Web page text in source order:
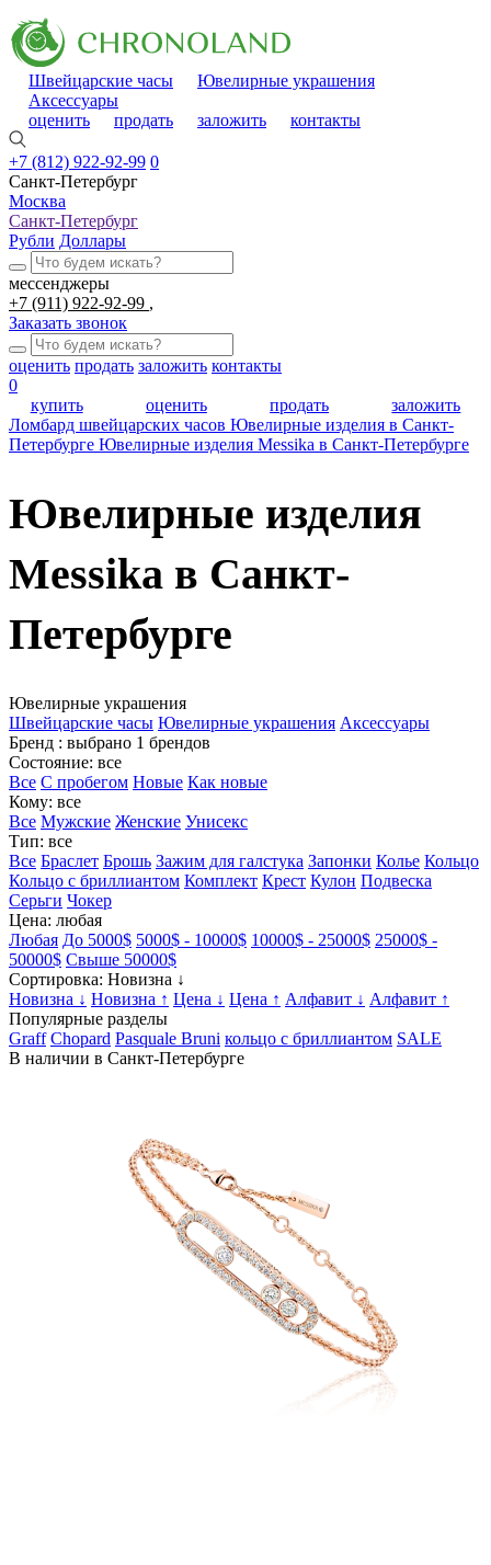
Швейцарские часы
Ювелирные украшения
Аксессуары
оценить
продать заложить контакты
+7 (812) 922-92-99 0
Санкт-Петербург
Москва
Санкт-Петербург
Рубли Доллары
мессенджеры
+7 (911) 922-92-99
Заказать звонок
оценить продать заложить контакты
0
купить
оценить продать
заложить
Ломбард швейцарских часов Ювелирные изделия в Санкт-
Петербурге Ювелирные изделия Messika в Санкт-Петербурге
Ювелирные изделия
Messika в Санкт-
Петербурге
Ювелирные украшения
Швейцарские часы Ювелирные украшения Аксессуары
Бренд : выбрано 1 брендов
Состояние: все
Все С пробегом Новые Как новые
Кому: все
Все Мужские Женские Унисекс
Тип: все
Все Браслет Брошь Зажим для галстука Запонки Колье Кольцо
Кольцо с бриллиантом Комплект Крест Кулон Подвеска
Серьги Чокер
Цена: любая
Любая До 5000$ 5000$ - 10000$ 10000$ - 25000$ 25000$ -
50000$ Свыше 50000$
Сортировка: Новизна ↓
Новизна ↓ Новизна ↑ Цена ↓ Цена ↑ Алфавит ↓ Алфавит ↑
Популярные разделы
Graff Chopard Pasquale Bruni кольцо с бриллиантом SALE
В наличии в Санкт-Петербурге